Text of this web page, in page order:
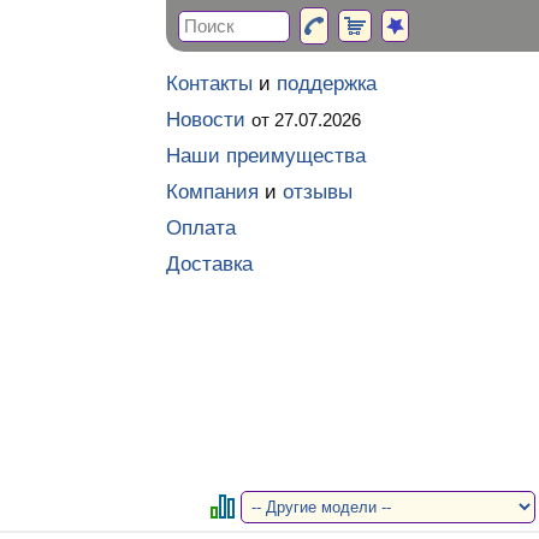
Контакты и поддержка
Новости от 27.07.2026
Наши преимущества
Компания и отзывы
Оплата
Доставка